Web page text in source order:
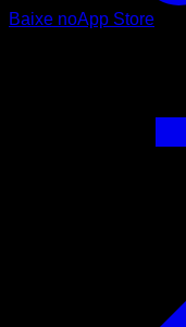
Baixe noApp Store